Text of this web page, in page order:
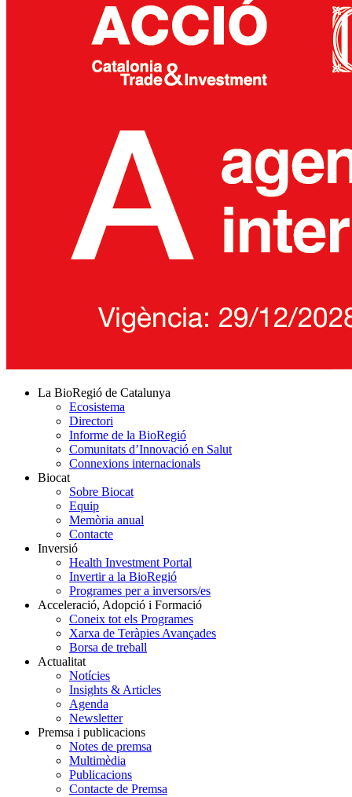
La BioRegió de Catalunya
Ecosistema
Directori
Informe de la BioRegió
Comunitats d’Innovació en Salut
Connexions internacionals
Biocat
Sobre Biocat
Equip
Memòria anual
Contacte
Inversió
Health Investment Portal
Invertir a la BioRegió
Programes per a inversors/es
Acceleració, Adopció i Formació
Coneix tot els Programes
Xarxa de Teràpies Avançades
Borsa de treball
Actualitat
Notícies
Insights & Articles
Agenda
Newsletter
Premsa i publicacions
Notes de premsa
Multimèdia
Publicacions
Contacte de Premsa